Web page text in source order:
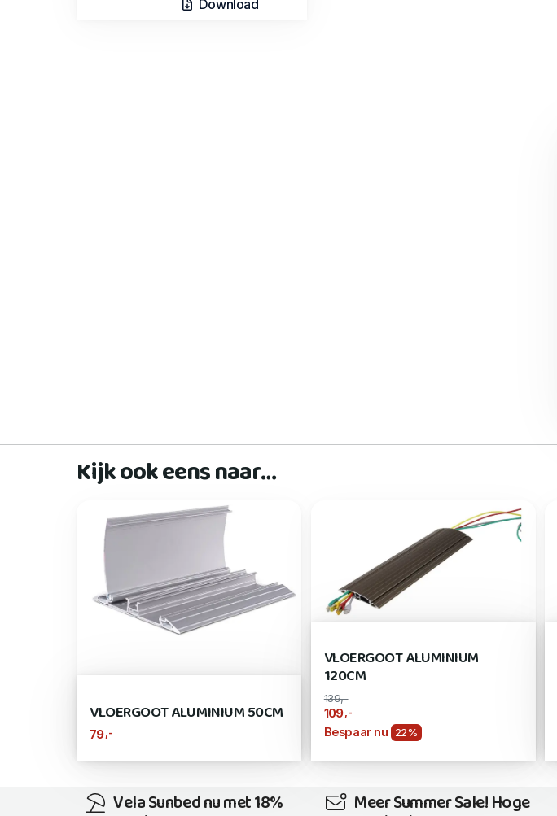
Download
Kijk ook eens naar…
VLOERGOOT ALUMINIUM 50CM
79,-
VLOERGOOT ALUMINIUM
120CM
139,-
109 ,-
Bespaar nu 22%
Vela Sunbed nu met 18% Meer Summer Sale! Hoge